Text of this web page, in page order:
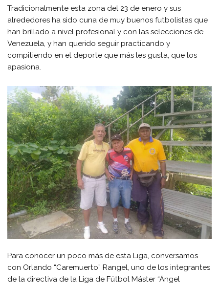
Tradicionalmente esta zona del 23 de enero y sus
alrededores ha sido cuna de muy buenos futbolistas que
han brillado a nivel profesional y con las selecciones de
Venezuela, y han querido seguir practicando y
compitiendo en el deporte que más les gusta, que los
apasiona.
Para conocer un poco más de esta Liga, conversamos
con Orlando “Caremuerto” Rangel, uno de los integrantes
de la directiva de la Liga de Fútbol Máster “Ángel